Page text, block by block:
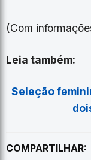
(Com
Leia também:
Seleção
COMPARTILHAR: